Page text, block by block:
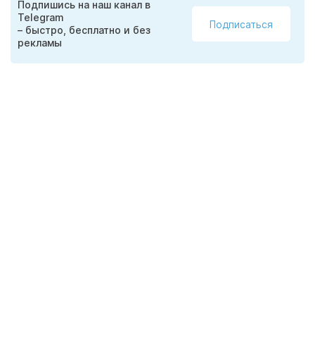
Подпишись на наш канал в
Telegram
– быстро, бесплатно и без
рекламы
Подписаться